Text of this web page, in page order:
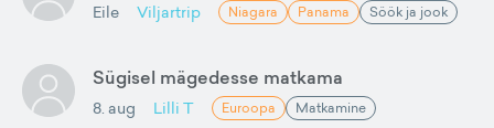
Eile Viljartrip Niagara Panama Söök ja jook
Sügisel mägedesse matkama
8. aug Lilli T Euroopa Matkamine